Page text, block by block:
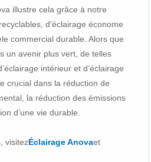
illustre cela grâce à notre
d'éclairage économe
commercial durable. Alors que
un avenir plus vert, de telles
intérieur et d’éclairage
crucial dans la réduction de
la réduction des émissions
d’une vie durable.
visitezÉclairage Anovaet